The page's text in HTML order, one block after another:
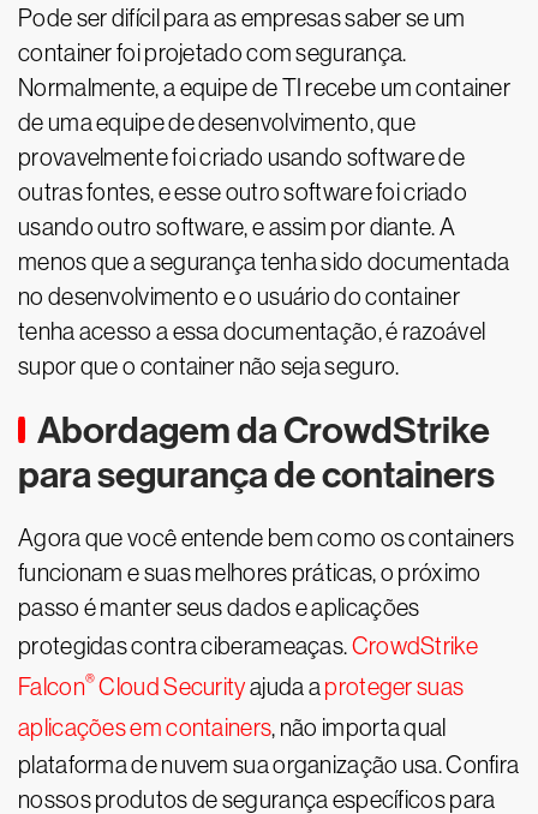
Pode ser difícil para as empresas saber se um
container foi projetado com segurança.
Normalmente, a equipe de TI recebe um container
de uma equipe de desenvolvimento, que
provavelmente foi criado usando software de
outras fontes, e esse outro software foi criado
usando outro software, e assim por diante. A
menos que a segurança tenha sido documentada
no desenvolvimento e o usuário do container
tenha acesso a essa documentação, é razoável
supor que o container não seja seguro.
Abordagem da CrowdStrike
para segurança de containers
Agora que você entende bem como os containers
funcionam e suas melhores práticas, o próximo
passo é manter seus dados e aplicações
protegidas contra ciberameaças.CrowdStrike
Falcon®Cloud Securityajuda a proteger suas
aplicações em containers, não importa qual
plataforma de nuvem sua organização usa. Confira
nossos produtos de segurança específicos para